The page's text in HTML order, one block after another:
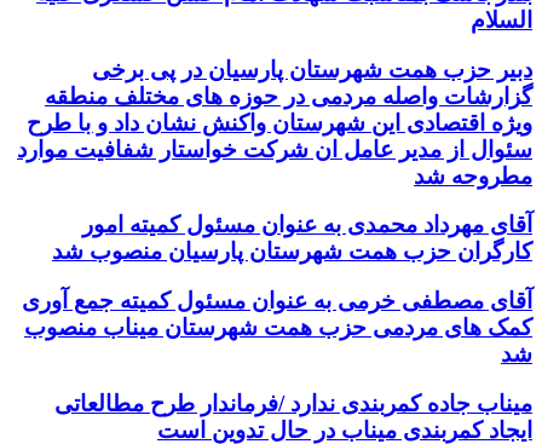
السلام
دبیر حزب همت شهرستان پارسیان در پی برخی
گزارشات واصله مردمی در حوزه های مختلف منطقه
ویژه اقتصادی این شهرستان واکنش نشان داد و با طرح
سئوال از مدیر عامل ان شرکت خواستار شفافیت موارد
مطروحه شد
آقای مهرداد محمدی به عنوان مسئول کمیته امور
کارگران حزب همت شهرستان پارسیان منصوب شد
آقای مصطفی خرمی به عنوان مسئول کمیته جمع آوری
کمک های مردمی حزب همت شهرستان میناب منصوب
شد
میناب جاده کمربندی ندارد /فرماندار طرح مطالعاتی
ایجاد کمربندی میناب در حال تدوین است